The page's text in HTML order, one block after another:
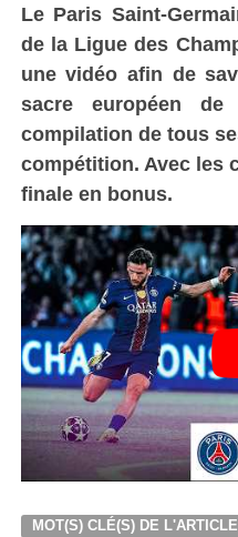
Le Paris Saint-
de la Ligue des
une vidéo afin de
sacre européen
compilation de tous
compétition. Avec les
finale en bonus.
MOT(S) CLÉ(S) DE L'ARTICLE